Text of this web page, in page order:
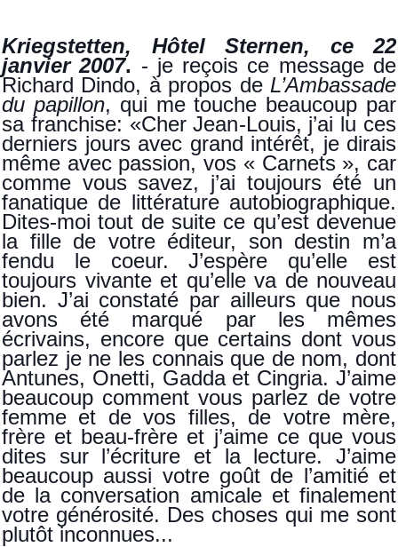
Kriegstetten, Hôtel Sternen, ce 22
janvier 2007. - je reçois ce message de
Richard Dindo, à propos de L’Ambassade
du papillon, qui me touche beaucoup par
sa franchise: «Cher Jean-Louis, j’ai lu ces
derniers jours avec grand intérêt, je dirais
même avec passion, vos « Carnets », car
comme vous savez, j’ai toujours été un
fanatique de littérature autobiographique.
Dites-moi tout de suite ce qu’est devenue
la fille de votre éditeur, son destin m’a
fendu le coeur. J’espère qu’elle est
toujours vivante et qu’elle va de nouveau
bien. J’ai constaté par ailleurs que nous
avons été marqué par les mêmes
écrivains, encore que certains dont vous
parlez je ne les connais que de nom, dont
Antunes, Onetti, Gadda et Cingria. J’aime
beaucoup comment vous parlez de votre
femme et de vos filles, de votre mère,
frère et beau-frère et j’aime ce que vous
dites sur l’écriture et la lecture. J’aime
beaucoup aussi votre goût de l’amitié et
de la conversation amicale et finalement
votre générosité. Des choses qui me sont
plutôt inconnues...